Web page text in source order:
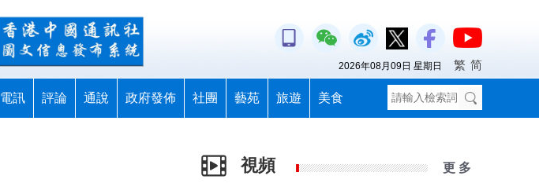
電訊 評論 通說 政府發佈 社團 藝苑 旅遊 美食
2026年08月09日 星期日 繁 简
視頻 更 多